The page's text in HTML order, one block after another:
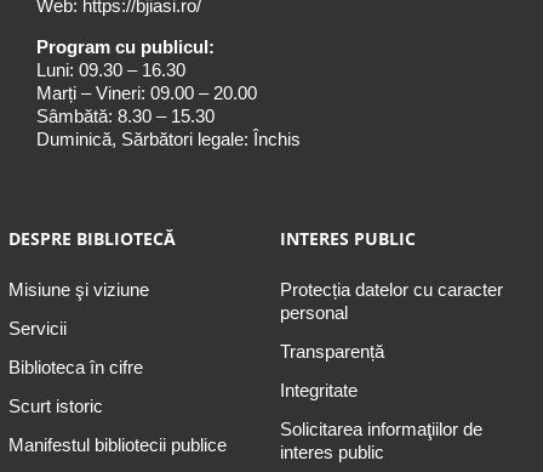
Web: https://bjiasi.ro/
Program cu publicul:
Luni: 09.30 – 16.30
Marți – Vineri: 09.00 – 20.00
Sâmbătă: 8.30 – 15.30
Duminică, Sărbători legale: Închis
DESPRE BIBLIOTECĂ
Misiune şi viziune
Servicii
Biblioteca în cifre
Scurt istoric
Manifestul bibliotecii publice
INTERES PUBLIC
Protecția datelor cu caracter
personal
Transparență
Integritate
Solicitarea informaţiilor de
interes public